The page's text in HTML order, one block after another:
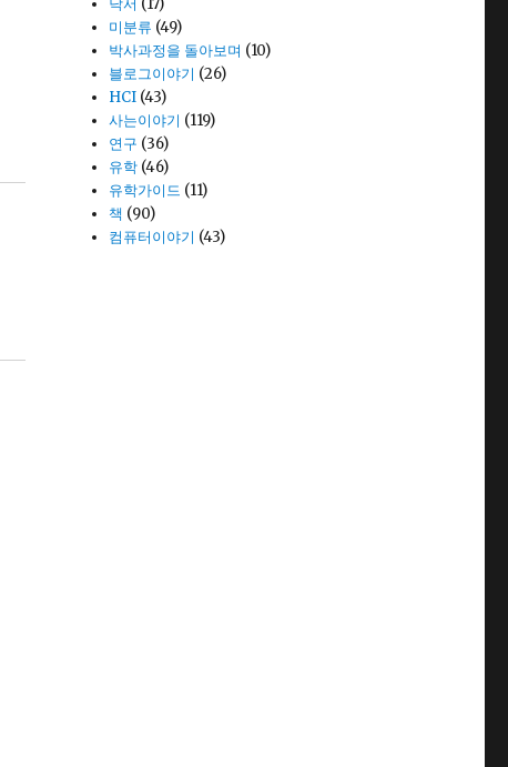
낙서 (17)
미분류 (49)
박사과정을 돌아보며 (10)
블로그이야기 (26)
HCI (43)
사는이야기 (119)
연구 (36)
유학 (46)
유학가이드 (11)
책 (90)
컴퓨터이야기 (43)